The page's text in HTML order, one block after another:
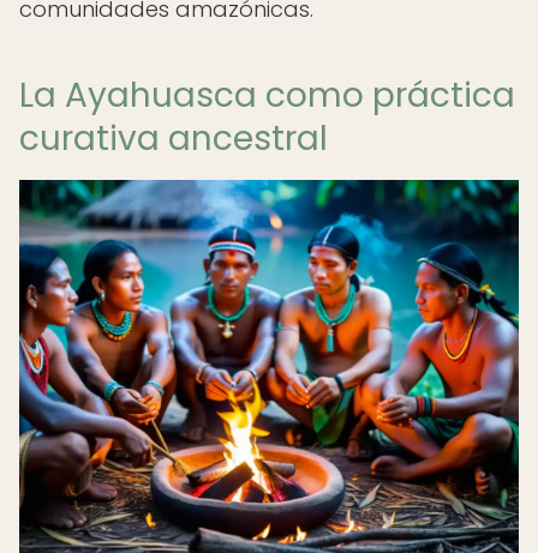
comunidades amazónicas.
La Ayahuasca como práctica
curativa ancestral